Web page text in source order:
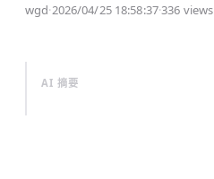
wgd·2026/04/25 18:58:37·336 views
AI 摘要